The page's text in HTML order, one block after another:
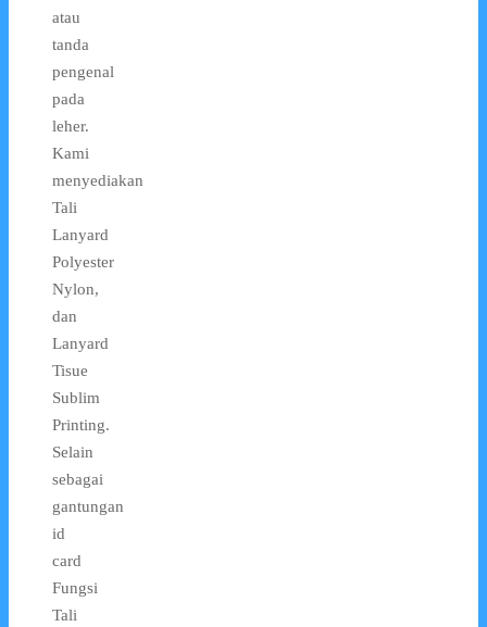
atau
tanda
pengenal
pada
leher.
Kami
menyediakan
Tali
Lanyard
Polyester
Nylon,
dan
Lanyard
Tisue
Sublim
Printing.
Selain
sebagai
gantungan
id
card
Fungsi
Tali